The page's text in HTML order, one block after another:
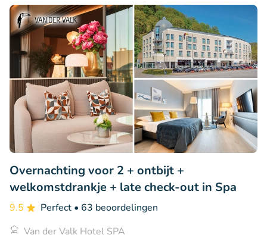
Overnachting voor 2 + ontbijt +
welkomstdrankje + late check-out in Spa
9.5 Perfect • 63 beoordelingen
Van der Valk Hotel SPA